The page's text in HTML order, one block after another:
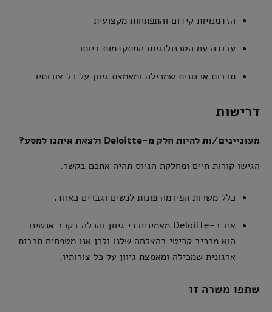
הזדמנויות קידום והתפתחות מקצועית
עבודה עם הטכנולוגיות המתקדמות ביותר
תרבות ארגונית שמכילה ומאמצת גיוון על כל צורותיו
דרישות
מעוניינים/ות להיות חלק מ-Deloitte ולצאת איתנו למסע?
הגישו קורות חיים ומחלקת הגיוס תהיה אתכם בקשר.
כלל משרות הפירמה פונות לנשים וגברים כאחד.
אנו ב-Deloitte מאמינים כי גיוון והכלה בקרב אנשינו
הוא מרכיב קריטי בהצלחה שלנו ולכן אנו מטפחים תרבות
ארגונית שמכילה ומאמצת גיוון על כל צורותיו.
שתפו משרה זו